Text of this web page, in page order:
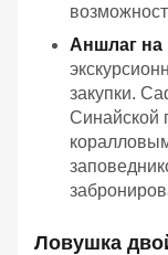
Аншлаг на
закупки.
Синайской
Ловушка